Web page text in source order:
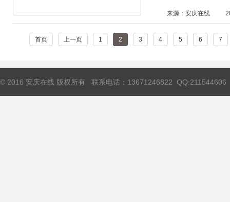
来源：安庆在线
首页 上一页 1 2 3 4 5 6 7
© 2016 安庆在线 版权所有 联系电话：13671246822